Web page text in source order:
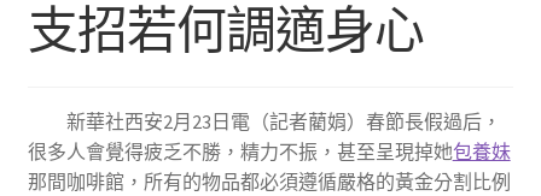
支招若何調適身心
新華社西安2月23日電（記者藺娟）春節長假過后，
很多人會覺得疲乏不勝，精力不振，甚至呈現掉她包養妹
那間咖啡館，所有的物品都必須遵循嚴格的黃金分割比例